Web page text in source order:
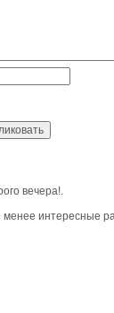
вечера!.
менее интересные